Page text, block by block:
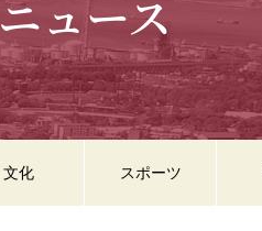
ニュース
文化 スポーツ